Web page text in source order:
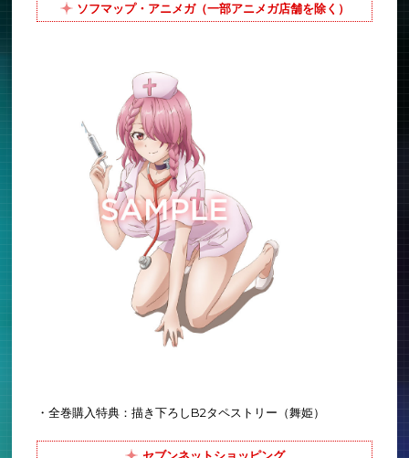
ソフマップ・アニメガ（一部アニメガ店舗を除く）
・全巻購入特典：描き下ろしB2タペストリー（舞姫）